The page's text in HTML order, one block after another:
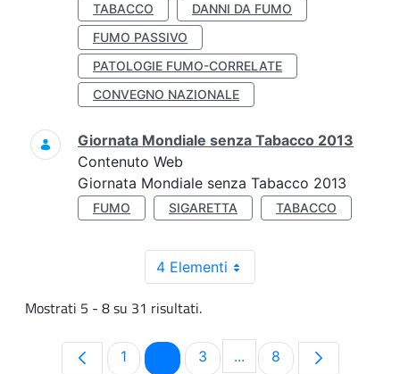
TABACCO
DANNI DA FUMO
FUMO PASSIVO
PATOLOGIE FUMO-CORRELATE
CONVEGNO NAZIONALE
Giornata Mondiale senza Tabacco 2013
Contenuto Web
Giornata Mondiale senza Tabacco 2013
FUMO SIGARETTA TABACCO
4 Elementi
Mostrati 5 - 8 su 31 risultati.
Pagina
1 PaginaPagina
3 ...Pagine intermedie Use
Pagina
8